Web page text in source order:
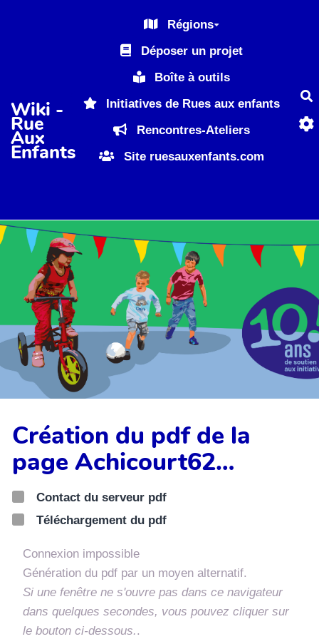
Aller au contenu principal
Wiki -
Rue
Aux
Enfants
Régions
Déposer un projet
Boîte à outils
Initiatives de Rues aux enfants
Rencontres-Ateliers
Site ruesauxenfants.com
Création du pdf de la
page Achicourt62…
Contact du serveur pdf
Téléchargement du pdf
Connexion impossible
Génération du pdf par un moyen alternatif.
Si une fenêtre ne s'ouvre pas dans ce navigateur
dans quelques secondes, vous pouvez cliquer sur
le bouton ci-dessous..